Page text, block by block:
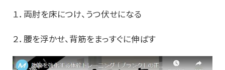
１．両肘を床につけ、うつ伏せになる
２．腰を浮かせ、背筋をまっすぐに伸ばす